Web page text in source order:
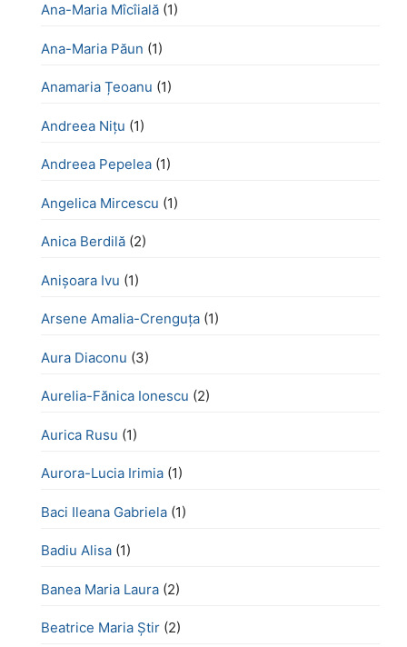
Ana-Maria Mîcîială (1)
Ana-Maria Păun (1)
Anamaria Țeoanu (1)
Andreea Nițu (1)
Andreea Pepelea (1)
Angelica Mircescu (1)
Anica Berdilă (2)
Anișoara Ivu (1)
Arsene Amalia-Crenguța (1)
Aura Diaconu (3)
Aurelia-Fănica Ionescu (2)
Aurica Rusu (1)
Aurora-Lucia Irimia (1)
Baci Ileana Gabriela (1)
Badiu Alisa (1)
Banea Maria Laura (2)
Beatrice Maria Știr (2)